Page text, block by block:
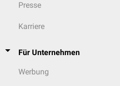
Presse
Karriere
Für Unternehmen
Werbung